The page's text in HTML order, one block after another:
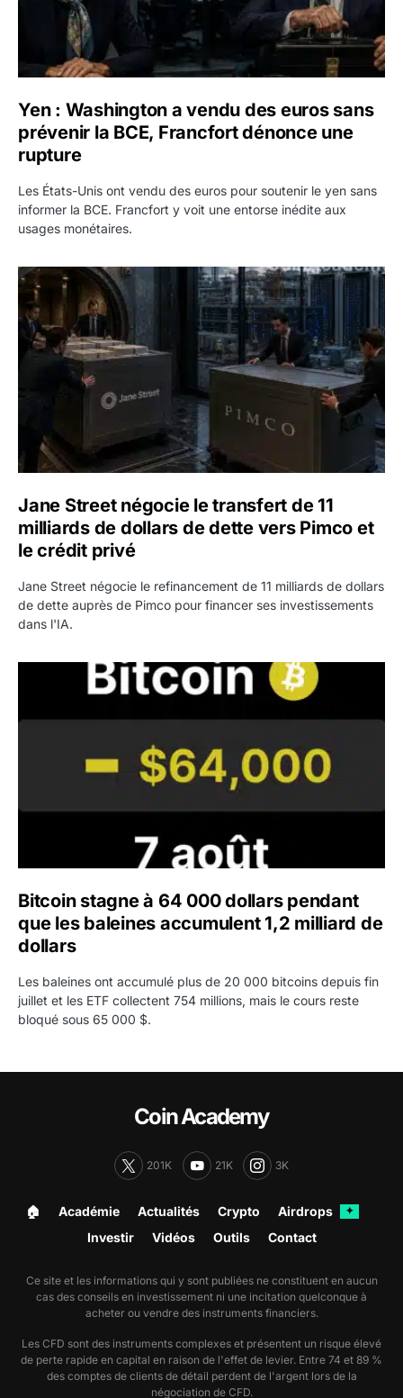
Yen : Washington a vendu des euros sans
prévenir la BCE, Francfort dénonce une
rupture
Les États-Unis ont vendu des euros pour soutenir le yen sans
informer la BCE. Francfort y voit une entorse inédite aux
usages monétaires.
Jane Street négocie le transfert de 11 milliards de
Jane Street négocie le transfert de 11
milliards de dollars de dette vers Pimco et
le crédit privé
Jane Street négocie le refinancement de 11 milliards de dollars
de dette auprès de Pimco pour financer ses investissements
dans l'IA.
Bitcoin stagne à 64 000 dollars pendant que les
Bitcoin stagne à 64 000 dollars pendant
que les baleines accumulent 1,2 milliard de
dollars
Les baleines ont accumulé plus de 20 000 bitcoins depuis fin
juillet et les ETF collectent 754 millions, mais le cours reste
bloqué sous 65 000 $.
Coin Academy
201K 21K 3K
🏠︎ Académie Actualités Crypto Airdrops ✦
Investir Vidéos Outils Contact
Ce site et les informations qui y sont publiées ne constituent en aucun
cas des conseils en investissement ni une incitation quelconque à
acheter ou vendre des instruments financiers.
Les CFD sont des instruments complexes et présentent un risque élevé
de perte rapide en capital en raison de l'effet de levier. Entre 74 et 89 %
des comptes de clients de détail perdent de l'argent lors de la
négociation de CFD.